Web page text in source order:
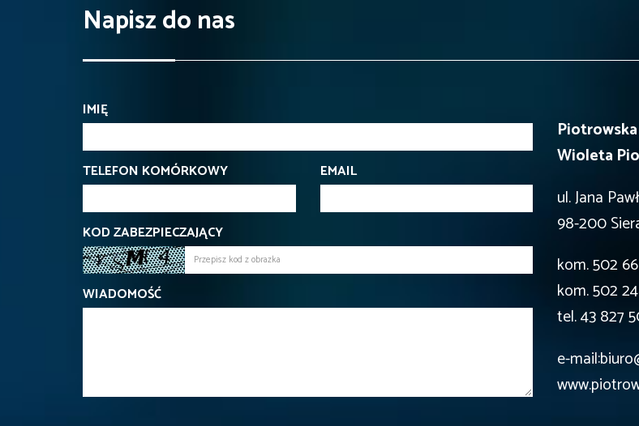
Napisz do nas
IMIĘ
TELEFON KOMÓRKOWY EMAIL
KOD ZABEZPIECZAJĄCY
WIADOMOŚĆ
Wioleta
ul. Jana
98-200
kom. 502
kom. 502
tel. 43 827
e-